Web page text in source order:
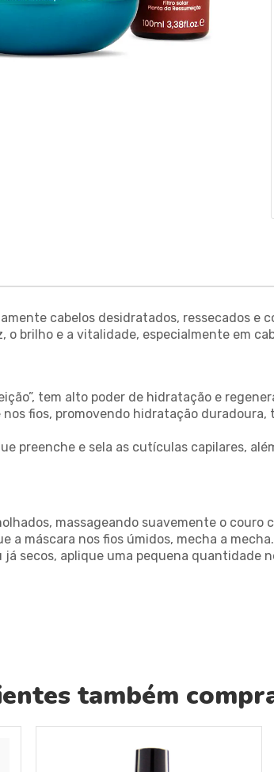
cabelos desidratados, ressecados e
brilho e a vitalidade, especialmente em
tem alto poder de hidratação e
nos fios, promovendo hidratação
preenche e sela as cutículas capilares,
massageando suavemente o couro
a máscara nos fios úmidos, mecha a
já secos, aplique uma pequena quantidade
também